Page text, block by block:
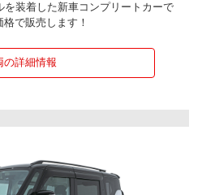
を装着した新車コンプリートカーで
で販売します！
の詳細情報